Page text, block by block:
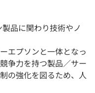
品に関わり技術やノ
エプソンと一体となっ
争力を持つ製品／サー
の強化を図るため、人